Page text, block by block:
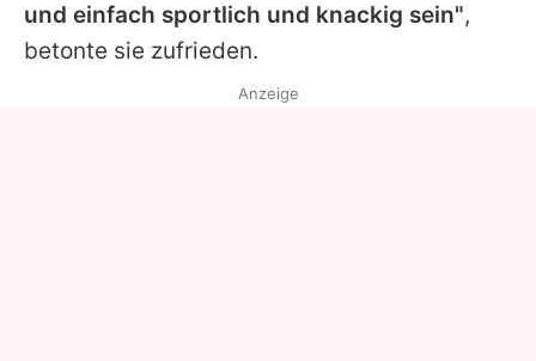
und einfach sportlich und knackig sein",
betonte sie zufrieden.
Anzeige